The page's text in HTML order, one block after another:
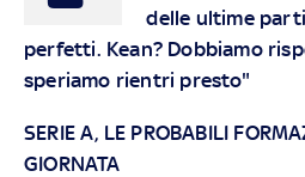
delle ultime
perfetti. Kean? Dobbiamo
speriamo rientri presto"
SERIE A, LE PROBABILI
GIORNATA